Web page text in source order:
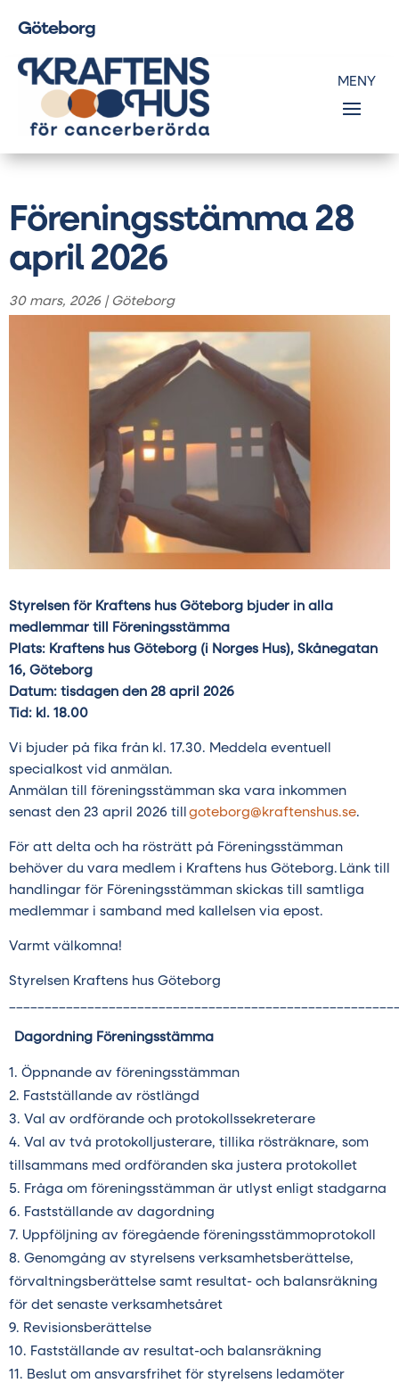
Göteborg
Föreningsstämma 28
april 2026
30 mars, 2026| Göteborg
Styrelsen för Kraftens hus Göteborg bjuder in alla
medlemmar till Föreningsstämma
Plats: Kraftens hus Göteborg (i Norges Hus), Skånegatan
16, Göteborg
Datum: tisdagen den 28 april 2026
Tid: kl. 18.00
Vi bjuder på fika från kl. 17.30. Meddela eventuell
specialkost vid anmälan.
Anmälan till föreningsstämman ska vara inkommen
senast den 23 april 2026 till goteborg@kraftenshus.se.
För att delta och ha rösträtt på Föreningsstämman
behöver du vara medlem i Kraftens hus Göteborg. Länk till
handlingar för Föreningsstämman skickas till samtliga
medlemmar i samband med kallelsen via epost.
Varmt välkomna!
Styrelsen Kraftens hus Göteborg
Dagordning Föreningsstämma
Öppnande av föreningsstämman
Fastställande av röstlängd
Val av ordförande och protokollssekreterare
Val av två protokolljusterare, tillika rösträknare, som
tillsammans med ordföranden ska justera protokollet
Fråga om föreningsstämman är utlyst enligt stadgarna
Fastställande av dagordning
Uppföljning av föregående föreningsstämmoprotokoll
Genomgång av styrelsens verksamhetsberättelse,
förvaltningsberättelse samt resultat- och balansräkning
för det senaste verksamhetsåret
Revisionsberättelse
Fastställande av resultat-och balansräkning
Beslut om ansvarsfrihet för styrelsens ledamöter